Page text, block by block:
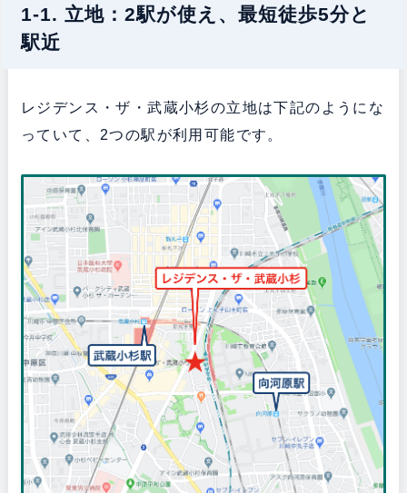
1-1. 立地：2駅が使え、最短徒歩5分と
駅近
レジデンス・ザ・武蔵小杉の立地は下記のようにな
っていて、2つの駅が利用可能です。